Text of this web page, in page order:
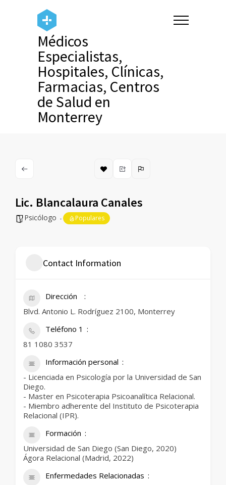
Médicos
Especialistas,
Hospitales, Clínicas,
Farmacias, Centros
de Salud en
Monterrey
Lic. Blancalaura Canales
Psicólogo Populares
Contact Information
Dirección
Blvd. Antonio L. Rodríguez 2100, Monterrey
Teléfono 1
81 1080 3537
Información personal
- Licenciada en Psicología por la Universidad de San
Diego.
- Master en Psicoterapia Psicoanalítica Relacional.
- Miembro adherente del Instituto de Psicoterapia
Relacional (IPR).
Formación
Universidad de San Diego (San Diego, 2020)
Ágora Relacional (Madrid, 2022)
Enfermedades Relacionadas